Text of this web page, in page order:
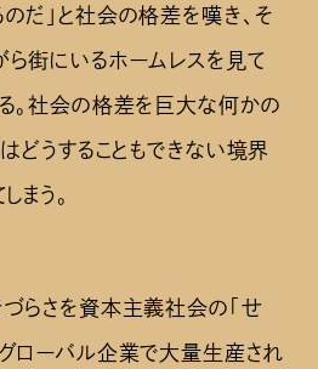
だ」と社会の格差を嘆き、そ
街にいるホームレスを見て
。社会の格差を巨大な何かの
はどうすることもできない境界
まう。
らさを資本主義社会の「せ
ローバル企業で大量生産され